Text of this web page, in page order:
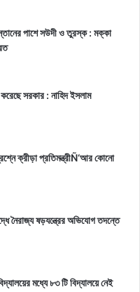
পাশে সউদী ও তুরস্ক : মক্কা
সরকার : নাহিদ ইসলাম
ক্রীড়া প্রতিমন্ত্রীÑ‘আর কোনো
নৈরাজ্য ষড়যন্ত্রের অভিযোগ তদন্তে
মধ্যে ৮৩ টি বিদ্যালয়ে নেই